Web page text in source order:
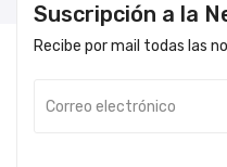
Suscripción a la
Recibe por mail todas las